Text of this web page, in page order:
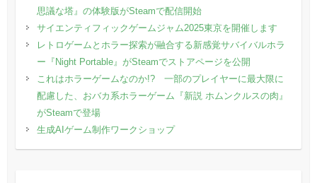
思議な塔』の体験版がSteamで配信開始
サイエンティフィックゲームジャム2025東京を開催します
レトロゲームとホラー探索が融合する新感覚サバイバルホラ
ー『Night Portable』がSteamでストアページを公開
これはホラーゲームなのか!? 一部のプレイヤーに最大限に
配慮した、おバカ系ホラーゲーム『新説 ホムンクルスの肉』
がSteamで登場
生成AIゲーム制作ワークショップ